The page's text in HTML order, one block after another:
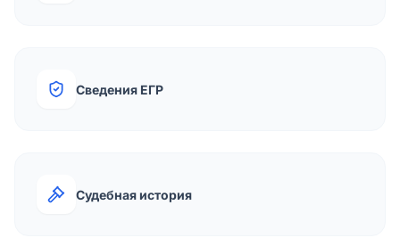
Сведения ЕГР
Судебная история